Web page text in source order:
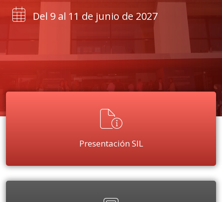
Del 9 al 11 de junio de 2027
Presentación SIL